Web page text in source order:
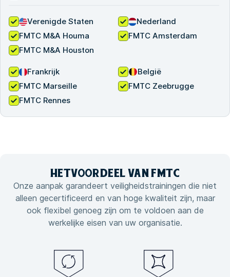
Verenigde Staten
FMTC M&A Houma
FMTC M&A Houston
Nederland
FMTC Amsterdam
Frankrijk
FMTC Marseille
FMTC Rennes
België
FMTC Zeebrugge
HETVOORDEEL VAN
FMTC
Onze aanpak garandeert veiligheidstrainingen die niet
alleen gecertificeerd en van hoge kwaliteit zijn, maar
ook flexibel genoeg zijn om te voldoen aan de
werkelijke eisen van uw organisatie.